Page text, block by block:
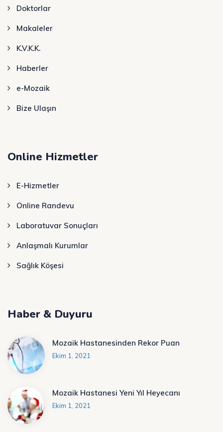
Doktorlar
Makaleler
K.V.K.K.
Haberler
e-Mozaik
Bize Ulaşın
Online Hizmetler
E-Hizmetler
Online Randevu
Laboratuvar Sonuçları
Anlaşmalı Kurumlar
Sağlık Köşesi
Haber & Duyuru
Mozaik Hastanesinden Rekor Puan
Ekim 1, 2021
Mozaik Hastanesi Yeni Yıl Heyecanı
Ekim 1, 2021